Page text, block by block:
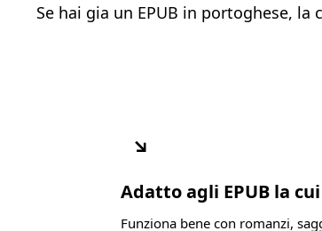
Se hai gia un EPUB in portoghese,
↘
Adatto agli EPUB la
Funziona bene con romanzi,